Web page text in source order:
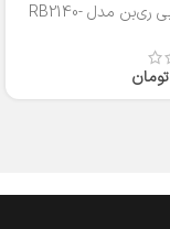
عینک آفتابی ری‌بن مدل RB2140-
تومان